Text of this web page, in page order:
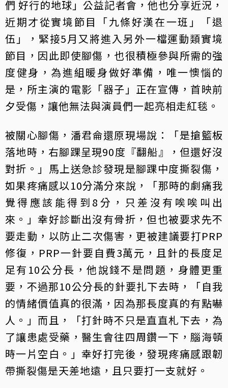
們 好行的地球」公益記者會，他也分享近況，
近期才從實境節目「九條好漢在一班」「退
伍」，緊接5月又將進入另外一檔運動類實境
節目，因此即使腳傷，也很積極參與所需的強
度健身，為進組暖身做好準備，唯一懊惱的
是，所主演的電影「器子」正在宣傳，首映前
夕受傷，讓他無法與演員們一起亮相走紅毯。
被關心腳傷，潘君侖還原現場說：「是搶籃板
落地時，右腳踝呈現90度『翻船』，但還好沒
對折。」馬上送急診發現是腳踝中度撕裂傷，
如果疼痛感以10分滿分來說，「那時的劇痛我
覺得應該能得到8分，只差沒有唉唉叫出
來。」幸好診斷出沒有骨折，但也被要求先不
要走動，以防止二次傷害，更被建議要打PRP
修復，PRP一針要自費3萬元，且針的長度足
足有10公分長，他說錢不是問題，身體更重
要，不過那10公分長的針要扎下去時，「自我
的情緒價值真的很滿，因為那長度真的有點嚇
人。」而且，「打針時不只是直直札下去，為
了讓患處受藥，醫生會往四周鑽一下，腦海頓
時一片空白。」幸好打完後，發現疼痛感跟韌
帶撕裂傷是天差地遠，且只要打一支就好。